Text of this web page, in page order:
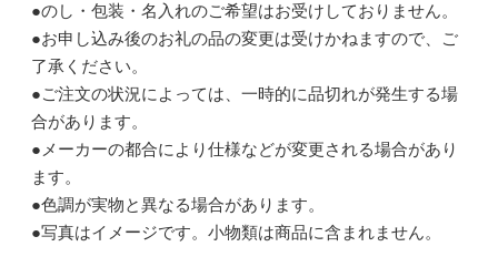
●のし・包装・名入れのご希望はお受けしておりません。
●お申し込み後のお礼の品の変更は受けかねますので、ご
了承ください。
●ご注文の状況によっては、一時的に品切れが発生する場
合があります。
●メーカーの都合により仕様などが変更される場合があり
ます。
●色調が実物と異なる場合があります。
●写真はイメージです。小物類は商品に含まれません。